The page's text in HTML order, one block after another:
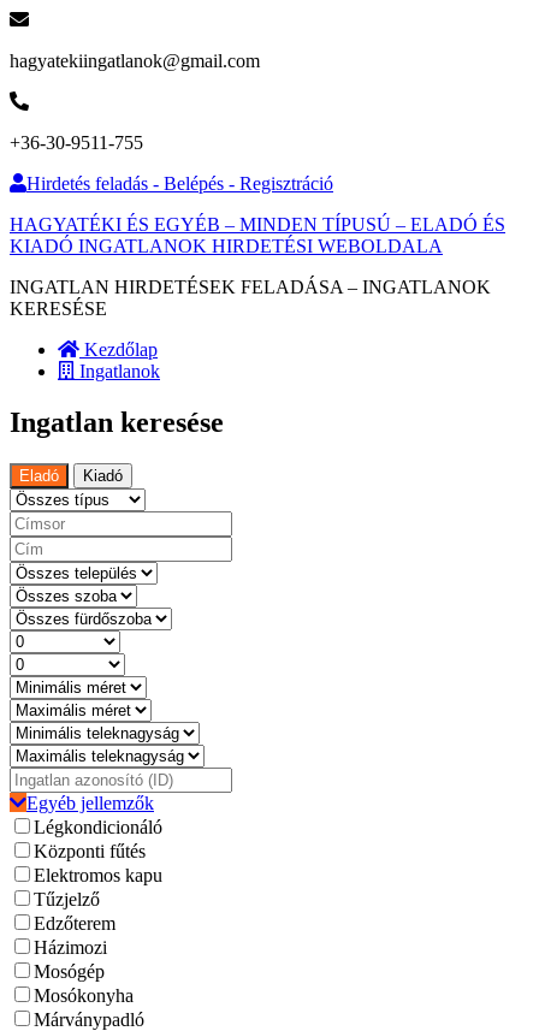
hagyatekiingatlanok@gmail.com
+36-30-9511-755
Hirdetés feladás - Belépés - Regisztráció
HAGYATÉKI ÉS EGYÉB – MINDEN TÍPUSÚ – ELADÓ ÉS
KIADÓ INGATLANOK HIRDETÉSI WEBOLDALA
INGATLAN HIRDETÉSEK FELADÁSA – INGATLANOK
KERESÉSE
Kezdőlap
Ingatlanok
Ingatlan keresése
Eladó Kiadó
Egyéb jellemzők
Légkondicionáló
Központi fűtés
Elektromos kapu
Tűzjelző
Edzőterem
Házimozi
Mosógép
Mosókonyha
Márványpadló